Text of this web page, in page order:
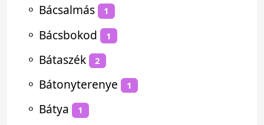
⚬ Bácsalmás 1
⚬ Bácsbokod 1
⚬ Bátaszék 2
⚬ Bátonyterenye 1
⚬ Bátya 1